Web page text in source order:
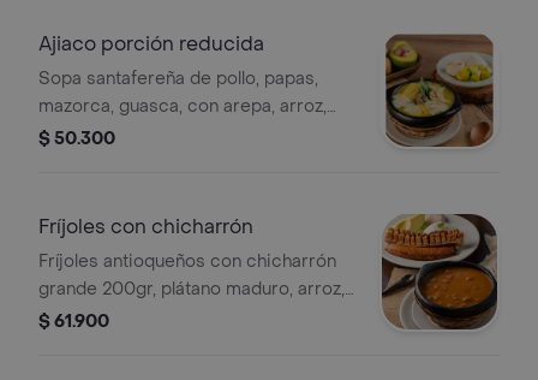
Ajiaco porción reducida
Sopa santafereña de pollo, papas,
mazorca, guasca, con arepa, arroz,
aguacate, crema de leche y
$ 50.300
Fríjoles con chicharrón
Fríjoles antioqueños con chicharrón
grande 200gr, plátano maduro, arroz,
arepa y aguacate.
$ 61.900